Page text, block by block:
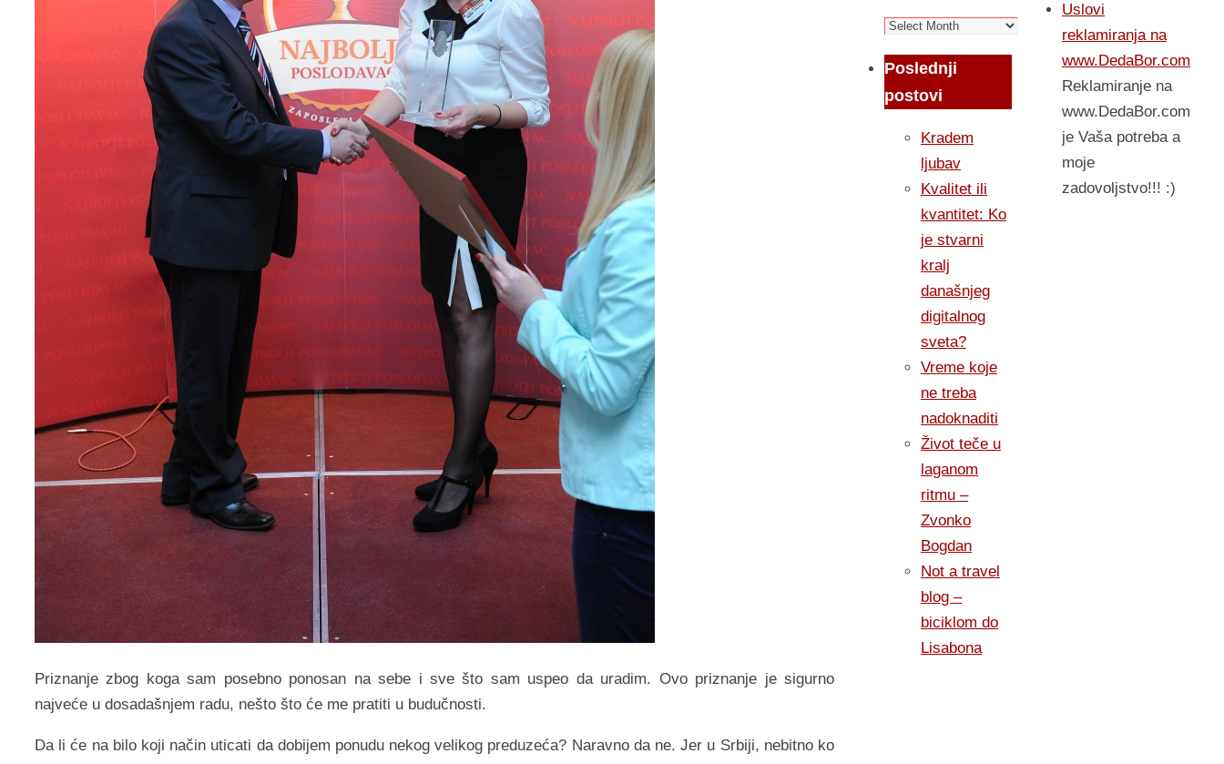
Priznanje zbog koga sam posebno ponosan na sebe i sve što sam uspeo da uradim. Ovo priznanje je sigurno
najveće u dosadašnjem radu, nešto što će me pratiti u budučnosti.
Da li će na bilo koji način uticati da dobijem ponudu nekog velikog preduzeća? Naravno da ne. Jer u Srbiji, nebitno ko
Arhiva
Poslednji
postovi
Kradem
ljubav
Kvalitet ili
kvantitet: Ko
je stvarni
kralj
današnjeg
digitalnog
sveta?
Vreme koje
ne treba
nadoknaditi
Život teče u
laganom
ritmu –
Zvonko
Bogdan
Not a travel
blog –
biciklom do
Lisabona
Uslovi
reklamiranja na
www.DedaBor.com
Reklamiranje na
www.DedaBor.com
je Vaša potreba a
moje
zadovoljstvo!!! :)